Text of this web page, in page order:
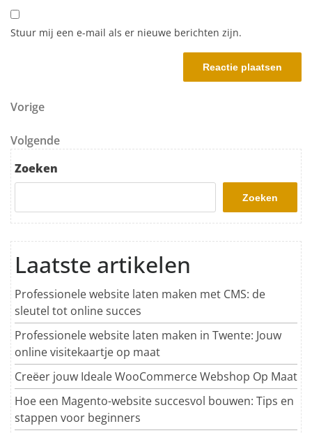
Stuur mij een e-mail als er nieuwe berichten zijn.
Berichtnavigatie
Vorig bericht
Vorige
Volgend bericht
Volgende
Zoeken
Zoeken
Laatste artikelen
Professionele website laten maken met CMS: de
sleutel tot online succes
Professionele website laten maken in Twente: Jouw
online visitekaartje op maat
Creëer jouw Ideale WooCommerce Webshop Op Maat
Hoe een Magento-website succesvol bouwen: Tips en
stappen voor beginners